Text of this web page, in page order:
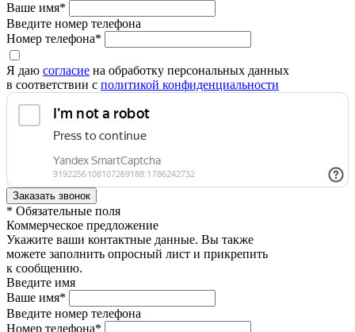
Ваше имя*
Введите номер телефона
Номер телефона*
Я даю согласие на обработку персональных данных
в соответствии с политикой конфиденциальности
* Обязательные поля
Коммерческое предложение
Укажите ваши контактные данные. Вы также
можете заполнить опросный лист и прикрепить
к сообщению.
Введите имя
Ваше имя*
Введите номер телефона
Номер телефона*